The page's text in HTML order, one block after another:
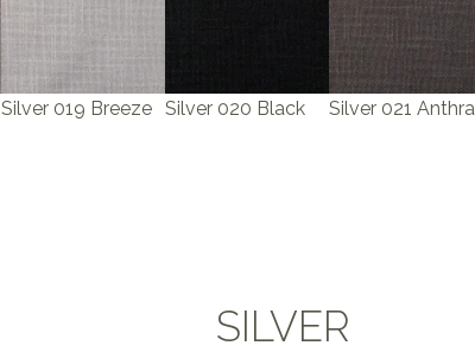
Silver 019 Breeze Silver 020 Black Silver 021 Anthra
SILVER